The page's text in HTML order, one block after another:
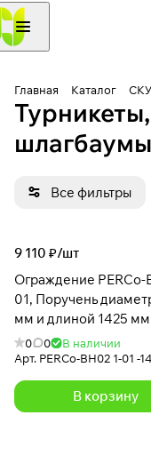
Главная Каталог
шлагбаумы
Все фильтры
9 110 ₽/шт
Ограждение PERCo-
01, Поручень
мм и длиной 1425 мм
0 0
В наличии
Арт. PERCo-BH02 1-01 -
В корзину